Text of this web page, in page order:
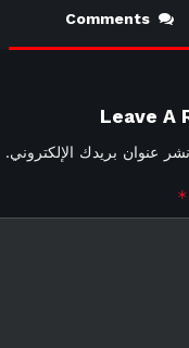
Comments
Leave A
عنوان بريدك الإلكتروني.
*